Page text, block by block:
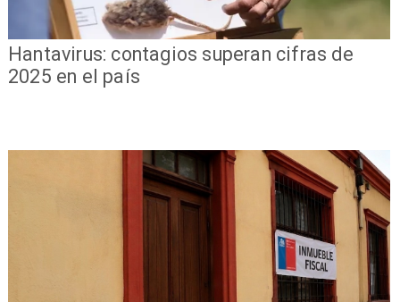
Hantavirus: contagios superan cifras de
2025 en el país